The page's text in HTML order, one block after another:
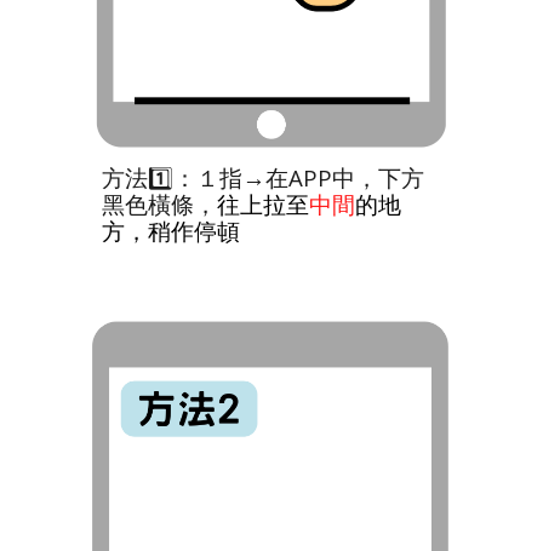
方法1️⃣：１指→在APP中，下方
黑色橫條，往上拉至中間的地
方，稍作停頓